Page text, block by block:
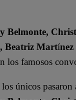
Belmonte,
Beatriz Martí
los famosos
únicos